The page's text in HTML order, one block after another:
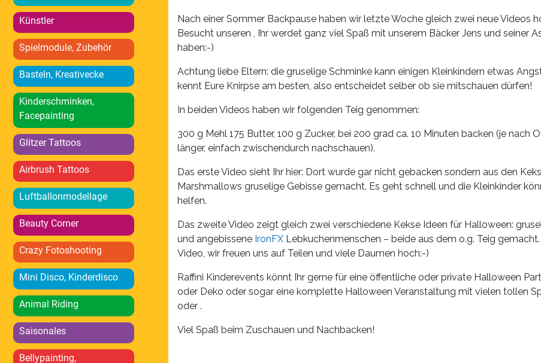
Künstler
Spielmodule, Zubehör
Basteln, Kreativecke
Kinderschminken,
Facepainting
Glitzer Tattoos
Airbrush Tattoos
Luftballonmodellage
Beauty Corner
Crazy Fotoshooting
Mini Disco, Kinderdisco
Animal Riding
Saisonales
Bellypainting,
Nach einer Sommer Backpause haben wir letzte Woche gleich zwei neue Videos
Besucht unseren , Ihr werdet ganz viel Spaß mit unserem Bäcker Jens und seiner
haben:-)
Achtung liebe Eltern: die gruselige Schminke kann einigen Kleinkindern etwas
kennt Eure Knirpse am besten, also entscheidet selber ob sie mitschauen dürfen!
In beiden Videos haben wir folgenden Teig genommen:
300 g Mehl 175 Butter, 100 g Zucker, bei 200 grad ca. 10 Minuten backen (je nach
länger, einfach zwischendurch nachschauen).
Das erste Video sieht Ihr hier: Dort wurde gar nicht gebacken sondern aus den
Marshmallows gruselige Gebisse gemacht. Es geht schnell und die Kleinkinder
helfen.
Das zweite Video zeigt gleich zwei verschiedene Kekse Ideen für Halloween:
und angebissene IronFXLebkuchenmenschen – beide aus dem o.g. Teig
Video, wir freuen uns auf Teilen und viele Daumen hoch:-)
Raffini Kinderevents könnt Ihr gerne für eine öffentliche oder private Halloween
oder Deko oder sogar eine komplette Halloween Veranstaltung mit vielen tollen
oder .
Viel Spaß beim Zuschauen und Nachbacken!